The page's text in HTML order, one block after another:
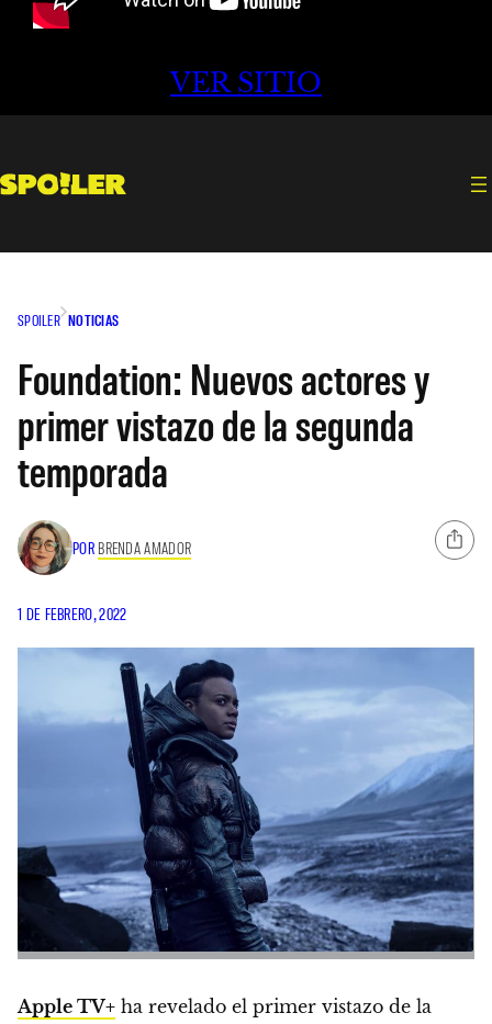
VER SITIO
SPOILER NOTICIAS
Foundation: Nuevos actores y
primer vistazo de la segunda
temporada
POR BRENDA AMADOR
1 DE FEBRERO, 2022
Apple TV+ ha revelado el primer vistazo de la